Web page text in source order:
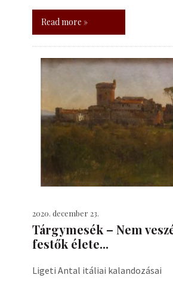
Read more »
2020. december 23.
Tárgymesék – Nem
festők élete...
Ligeti Antal itáliai kalandozásai